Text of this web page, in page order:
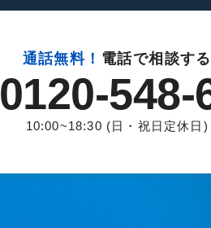
通話無料！ 電話で相談する
0120-548-
10:00~18:30 (日・祝日定休日)